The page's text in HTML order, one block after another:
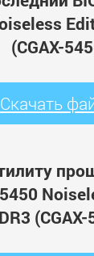
(CGAX-
Скачать